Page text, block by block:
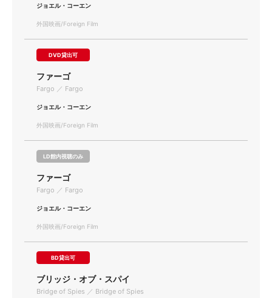
ジョエル・コーエン
外国映画/Foreign Film
DVD貸出可
ファーゴ
Fargo ／ Fargo
ジョエル・コーエン
外国映画/Foreign Film
LD館内視聴のみ
ファーゴ
Fargo ／ Fargo
ジョエル・コーエン
外国映画/Foreign Film
BD貸出可
ブリッジ・オブ・スパイ
Bridge of Spies ／ Bridge of Spies